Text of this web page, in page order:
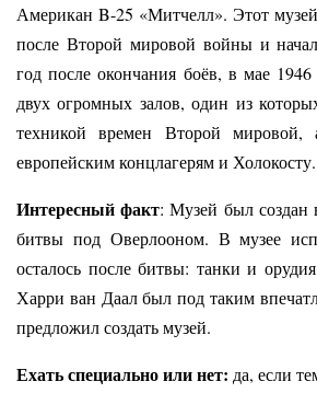
Американ B-25 «Митчелл». Этот
после Второй мировой войны и
год после окончания боёв, в мае
двух огромных залов, один из
техникой времен Второй мировой,
европейским концлагерям и Холокосту.
Интересный факт: Музей был создан
битвы под Оверлооном. В музее
осталось после битвы: танки и
Харри ван Даал был под таким
предложил создать музей.
Ехать специально или нет: да, если